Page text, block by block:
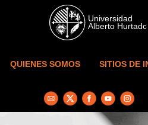
Skip to main content
QUIENES SOMOS SITIOS DE